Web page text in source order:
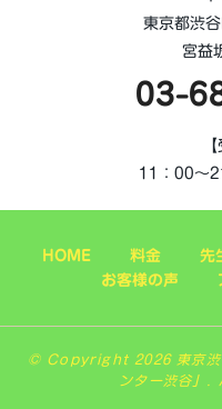
東京都渋
宮益
03-
11：00～
HOME 料金 先
お客様の声
© Copyright 2026 東京渋
ンター渋谷